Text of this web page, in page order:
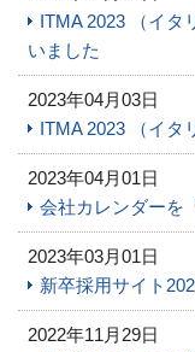
ITMA 2023 （イタ
いました
2023年04月03日
ITMA 2023 （イタ
2023年04月01日
会社カレンダーを
2023年03月01日
新卒採用サイト
2022年11月29日